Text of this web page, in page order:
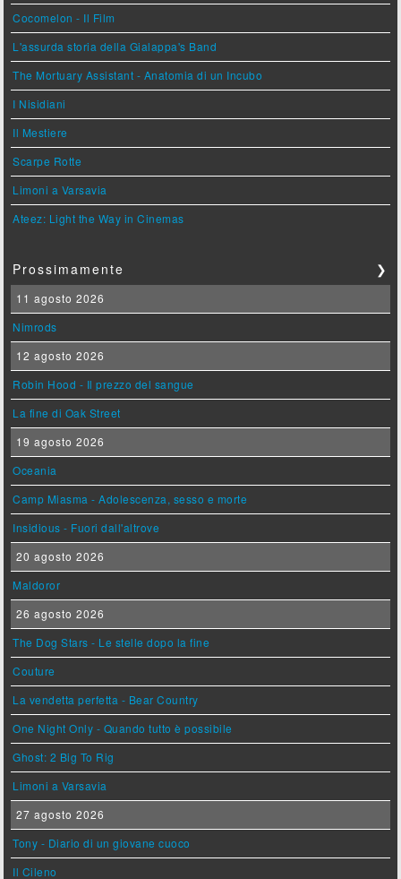
Cocomelon - Il Film
L'assurda storia della Gialappa's Band
The Mortuary Assistant - Anatomia di un Incubo
I Nisidiani
Il Mestiere
Scarpe Rotte
Limoni a Varsavia
Ateez: Light the Way in Cinemas
Prossimamente ❯
11 agosto 2026
Nimrods
12 agosto 2026
Robin Hood - Il prezzo del sangue
La fine di Oak Street
19 agosto 2026
Oceania
Camp Miasma - Adolescenza, sesso e morte
Insidious - Fuori dall'altrove
20 agosto 2026
Maldoror
26 agosto 2026
The Dog Stars - Le stelle dopo la fine
Couture
La vendetta perfetta - Bear Country
One Night Only - Quando tutto è possibile
Ghost: 2 Big To Rig
Limoni a Varsavia
27 agosto 2026
Tony - Diario di un giovane cuoco
Il Cileno